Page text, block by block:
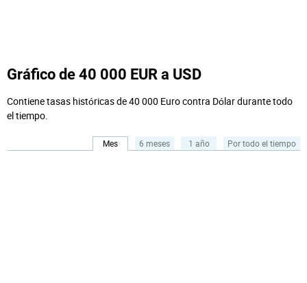
Gráfico de 40 000 EUR a USD
Contiene tasas históricas de 40 000 Euro contra Dólar durante todo
el tiempo.
Mes 6 meses 1 año Por todo el tiempo